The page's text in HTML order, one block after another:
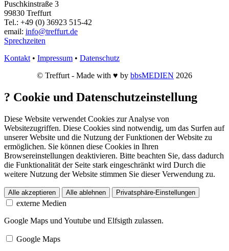
Puschkinstraße 3
99830 Treffurt
Tel.: +49 (0) 36923 515-42
email: info@treffurt.de
Sprechzeiten
Kontakt • Impressum • Datenschutz
© Treffurt - Made with ♥ by bbsMEDIEN 2026
? Cookie und Datenschutzeinstellung
Diese Website verwendet Cookies zur Analyse von
Websitezugriffen. Diese Cookies sind notwendig, um das Surfen auf
unserer Website und die Nutzung der Funktionen der Website zu
ermöglichen. Sie können diese Cookies in Ihren
Browsereinstellungen deaktivieren. Bitte beachten Sie, dass dadurch
die Funktionalität der Seite stark eingeschränkt wird Durch die
weitere Nutzung der Website stimmen Sie dieser Verwendung zu.
Alle akzeptieren Alle ablehnen Privatsphäre-Einstellungen
externe Medien
Google Maps und Youtube und Elfsigth zulassen.
Google Maps